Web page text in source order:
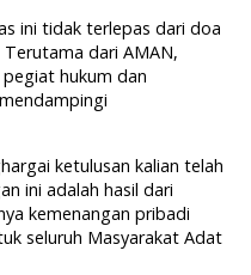
ini tidak terlepas dari doa
dari AMAN,
hukum dan
ketulusan kalian telah
ini adalah hasil dari
kemenangan pribadi
seluruh Masyarakat Adat